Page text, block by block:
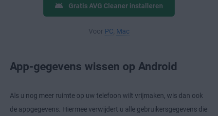
Gratis AVG Cleaner installeren
Voor PC, Mac
App-gegevens wissen op Android
Als u nog meer ruimte op uw telefoon wilt vrijmaken, wis dan ook
de appgegevens. Hiermee verwijdert u alle gebruikersgegevens die